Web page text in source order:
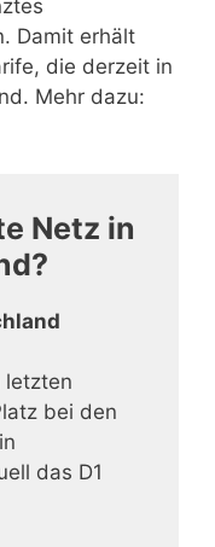
Damit erhält
die derzeit in
Mehr dazu:
Netz in
letzten
bei den
in
das D1